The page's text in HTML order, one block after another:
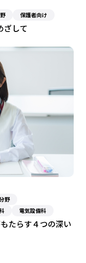
保護者向け
ざして
野
電気設備科
たらす４つの深い